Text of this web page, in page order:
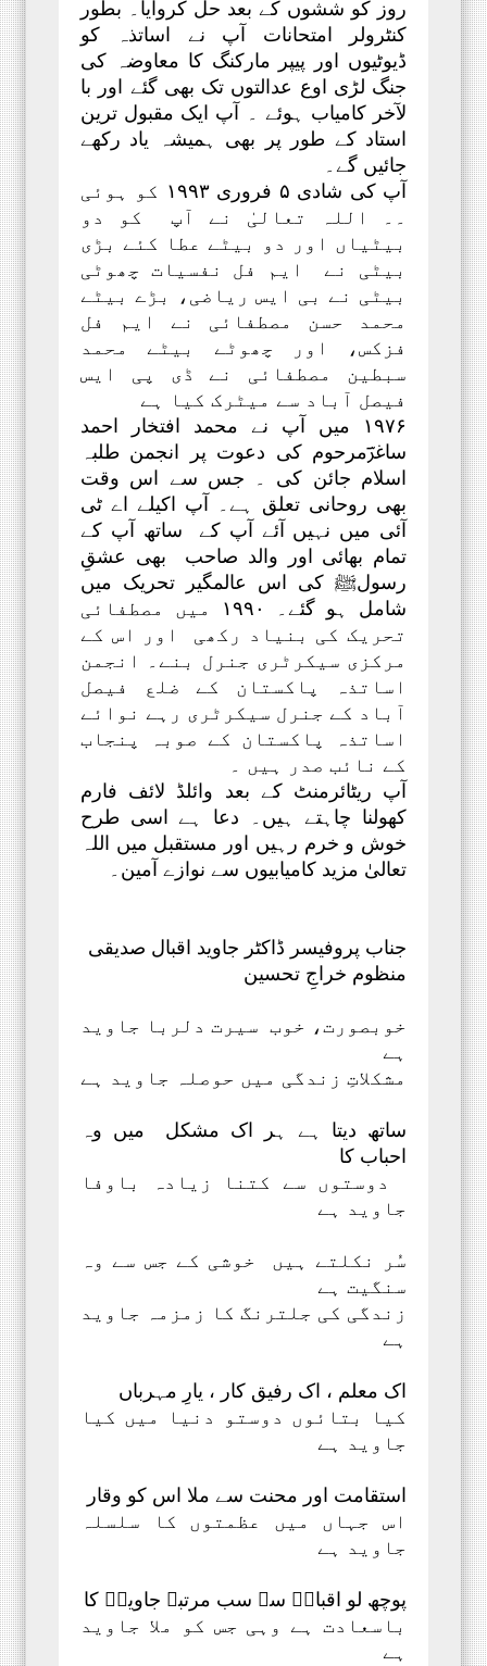
روز کو ششوں کے بعد حل کروایا۔ بطور
کنٹرولر امتحانات آپ نے اساتذہ کو
ڈیوٹیوں اور پیپر مارکنگ کا معاوضہ کی
جنگ لڑی اوع عدالتوں تک بھی گئے اور با
لآخر کامیاب ہوئے ۔ آپ ایک مقبول ترین
استاد کے طور پر بھی ہمیشہ یاد رکھے
جائیں گے۔
آپ کی شادی ۵ فروری ۱۹۹۳ کو ہوئی
۔۔ اللہ تعالیٰ نے آپ کو دو
بیٹیاں اور دو بیٹے عطا کئے بڑی
بیٹی نے ایم فل نفسیات چھوٹی
بیٹی نے بی ایس ریاضی، بڑے بیٹے
محمد حسن مصطفائی نے ایم فل
فزکس، اور چھوٹے بیٹے محمد
سبطین مصطفائی نے ڈی پی ایس
فیصل آباد سے میٹرک کیا ہے
۱۹۷۶ میں آپ نے محمد افتخار احمد
ساغرؔمرحوم کی دعوت پر انجمن طلبہ
اسلام جائن کی ۔ جس سے اس وقت
بھی روحانی تعلق ہے۔ آپ اکیلے اے ٹی
آئی میں نہیں آئے آپ کے ساتھ آپ کے
تمام بھائی اور والد صاحب بھی عشقِ
رسولﷺ کی اس عالمگیر تحریک میں
شامل ہو گئے۔ ۱۹۹۰ میں مصطفائی
تحریک کی بنیاد رکھی اور اس کے
مرکزی سیکرٹری جنرل بنے۔ انجمن
اساتذہ پاکستان کے ضلع فیصل
آباد کے جنرل سیکرٹری رہے نوائے
اساتذہ پاکستان کے صوبہ پنجاب
کے نائب صدر ہیں ۔
آپ ریٹائرمنٹ کے بعد وائلڈ لائف فارم
کھولنا چاہتے ہیں۔ دعا ہے اسی طرح
خوش و خرم رہیں اور مستقبل میں اللہ
تعالیٰ مزید کامیابیوں سے نوازے آمین۔
جناب پروفیسر ڈاکٹر جاوید اقبال صدیقی
منظوم خراجِ تحسین
خوبصورت، خوب سیرت دلربا جاوید
ہے
مشکلاتِ زندگی میں حوصلہ جاوید ہے
ساتھ دیتا ہے ہر اک مشکل میں وہ
احباب کا
دوستوں سے کتنا زیادہ باوفا
جاوید ہے
سُر نکلتے ہیں خوشی کے جس سے وہ
سنگیت ہے
زندگی کی جلترنگ کا زمزمہ جاوید
ہے
اک معلم ، اک رفیق کار ، یارِ مہرباں
کیا بتائوں دوستو دنیا میں کیا
جاوید ہے
استقامت اور محنت سے ملا اس کو وقار
اس جہاں میں عظمتوں کا سلسلہ
جاوید ہے
پوچھ لو اقبالؔ سے سب مرتبہ جاویدؔ کا
باسعادت ہے وہی جس کو ملا جاوید
ہے